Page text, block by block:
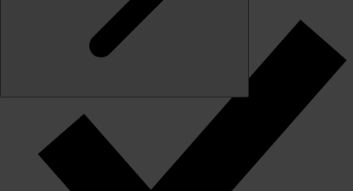
Originele merkglazen op sterkte